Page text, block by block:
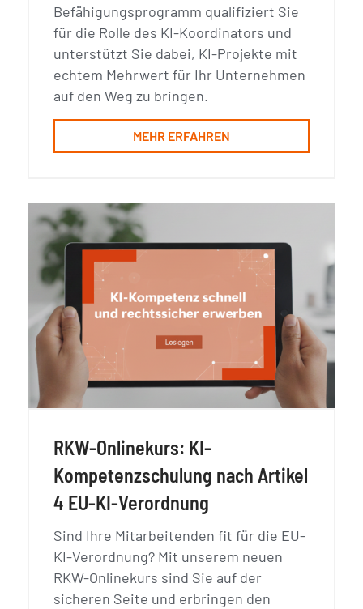
Befähigungsprogramm qualifiziert Sie
für die Rolle des KI-Koordinators und
unterstützt Sie dabei, KI-Projekte mit
echtem Mehrwert für Ihr Unternehmen
auf den Weg zu bringen.
MEHR ERFAHREN
RKW-Onlinekurs: KI-
Kompetenzschulung nach Artikel
4 EU-KI-Verordnung
Sind Ihre Mitarbeitenden fit für die EU-
KI-Verordnung? Mit unserem neuen
RKW-Onlinekurs sind Sie auf der
sicheren Seite und erbringen den